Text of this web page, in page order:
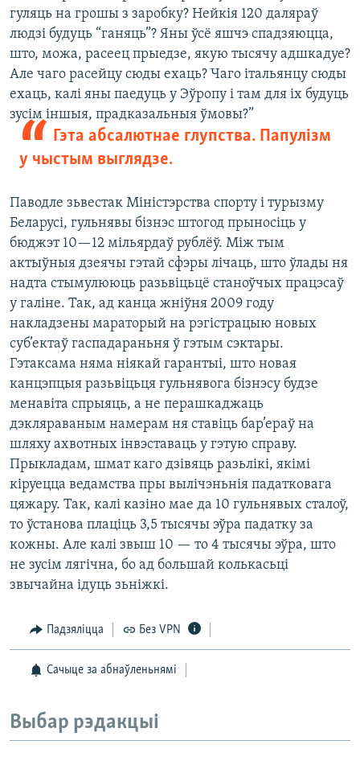
гуляць на грошы з заробку? Нейкія 120 даляраў
людзі будуць “ганяць”? Яны ўсё яшчэ спадзяюцца,
што, можа, расеец прыедзе, якую тысячу адшкадуе?
Але чаго расейцу сюды ехаць? Чаго італьянцу сюды
ехаць, калі яны паедуць у Эўропу і там для іх будуць
зусім іншыя, прадказальныя ўмовы?”
Гэта абсалютнае глупства. Папулізм
у чыстым выглядзе.
Паводле зьвестак Міністэрства спорту і турызму
Беларусі, гульнявы бізнэс штогод прыносіць у
бюджэт 10—12 мільярдаў рублёў. Між тым
актыўныя дзеячы гэтай сфэры лічаць, што ўлады ня
надта стымулююць разьвіцьцё станоўчых працэсаў
у галіне. Так, ад канца жніўня 2009 году
накладзены мараторый на рэгістрацыю новых
суб’ектаў гаспадараньня ў гэтым сэктары.
Гэтаксама няма ніякай гарантыі, што новая
канцэпцыя разьвіцьця гульнявога бізнэсу будзе
менавіта спрыяць, а не перашкаджаць
дэкляраваным намерам ня ставіць бар’ераў на
шляху ахвотных інвэставаць у гэтую справу.
Прыкладам, шмат каго дзівяць разьлікі, якімі
кіруецца ведамства пры вылічэньнія падатковага
цяжару. Так, калі казіно мае да 10 гульнявых сталоў,
то ўстанова плаціць 3,5 тысячы эўра падатку за
кожны. Але калі звыш 10 — то 4 тысячы эўра, што
не зусім лягічна, бо ад большай колькасьці
звычайна ідуць зьніжкі.
Падзяліцца Без VPN
Сачыце за абнаўленьнямі
Выбар рэдакцыі